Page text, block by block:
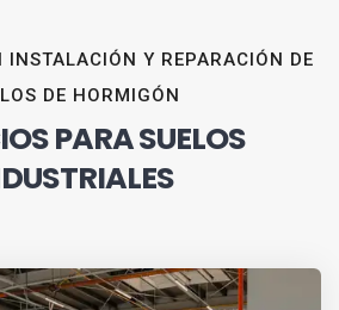
INSTALACIÓN Y REPARACIÓN DE
DE HORMIGÓN
PARA SUELOS